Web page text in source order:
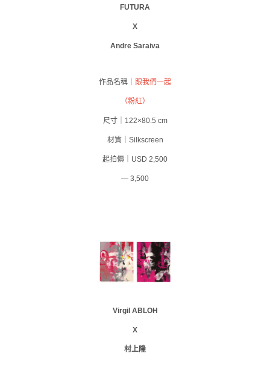
FUTURA
X
Andre Saraiva
作品名稱｜ 跟我們一起
（粉紅）
尺寸｜122×80.5 cm
材質｜Silkscreen
起拍價｜USD 2,500
— 3,500
Virgil ABLOH
X
村上隆